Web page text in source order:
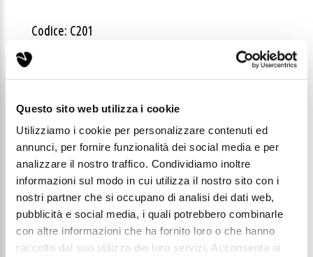
Questo sito web utilizza i cookie
Utilizziamo i cookie per personalizzare contenuti ed
annunci, per fornire funzionalità dei social media e per
analizzare il nostro traffico. Condividiamo inoltre
informazioni sul modo in cui utilizza il nostro sito con i
nostri partner che si occupano di analisi dei dati web,
pubblicità e social media, i quali potrebbero combinarle
con altre informazioni che ha fornito loro o che hanno
raccolto dal suo utilizzo dei loro servizi. Acconsenta ai
Codice: C201
€ 35,00
Condividi questo articolo sui social
FacebookWhatsApp
100Ml Elixir